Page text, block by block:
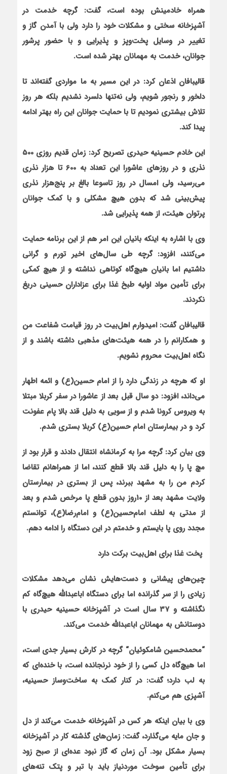
همراه خادمینش بوده است، گفت:گرچه خدمت در
آشپزخانه سختی و مشکلات خود را دارد ولی با آمدن گاز و
تغییر در وسایل پخت‌وپز و پذیرایی و با حضور پرشور
جوانان، خدمت به مهمانان بهتر شده است.
قالیبافان اذعان کرد: در این مسیر به ما مواردی گفته‌اند تا
دلخور و رنجور شویم، ولی نه‌تنها دلسرد نشدیم بلکه هر روز
تلاش بیشتری نمودیم تا با حمایت جوانان این راه بهتر ادامه
پیدا کند.
این خادم حسینیه حیدری تصریح کرد: زمان قدیم روزی 500
نذری و در روزهای عاشورا این تعداد به 600 تا هزار نذری
می‌رسید، ولی امسال در روز تاسوعا بالغ ‌بر پنج‌هزار نذری
پیش‌بینی شد که بدون هیچ مشکلی و با کمک جوانان
پرتوان هیئت، از همه پذیرایی شد.
وی با اشاره به این‏که بانیان این امر هم از این برنامه حمایت
می‌کنند، افزود: گرچه طی سال‌های اخیر تورم و گرانی
داشتیم اما بانیان هیچ‌گاه کوتاهی نداشته و از هیچ کمکی
برای تأمین مواد اولیه طبخ غذا برای عزاداران حسینی دریغ
نکردند.
قالیبافان گفت: امیدوارماهل‌بیت در روز قیامت شفاعت من
و همکارانم را در همه هیئت‌های مذهبی داشته باشند و از
نگاه اهل‌بیت محروم نشویم.
او که هرچه در زندگی دارد را از امام حسین(ع) و ائمه اطهار
می‌داند، افزود: دو سال قبل بعد از عاشورا در سفر کربلا مبتلا
به ویروس کرونا شدم و از سویی به دلیل قند بالا پام عفونت
کرد و در بیمارستان امام حسین(ع) کربلا بستری شدم.
وی بیان کرد: گرچه مرا به کرمانشاه انتقال دادند و قرار بود از
مچ پا را به دلیل قند بالا قطع کنند، اما از همراهانم تقاضا
کردم من را به مشهد ببرند، پس از بستری در بیمارستان
ولایت مشهد بعد از 10روز بدون قطع پا مرخص شدم و بعد
از مدتی به لطف امام‌حسین(ع) و امام‌رضا(ع)، توانستم
مجدد روی پا بایستم و خدمتم در این دستگاه را ادامه دهم.
پخت غذا برای اهل‌بیت برکت دارد
چین‌های پیشانی و دست‌هایش نشان می‌دهد مشکلات
زیادی را از سر گذرانده اما برای دستگاه اباعبدالله هیچ‌گاه کم
نگذاشته و 37 سال است در آشپزخانه حسینیه حیدری با
دوستانش به مهمانان اباعبدالله خدمت می‌کند.
“محمدحسین شامکوئیان“ گرچه در کارش بسیار جدی است،
اما هیچ‌گاه دل کسی را از خود نرنجانده است، با خنده‌ای که
به لب دارد؛ گفت: در کنار کمک به ساخت‌وساز حسینیه،
آشپزی هم می‌کنم.
وی با بیان این‏که هر کس در آشپزخانه خدمت می‌کند از دل
و جان مایه می‌گذارد، گفت: زمان‌های گذشته کار در آشپزخانه
بسیار مشکل بود. آن زمان که گاز نبود عده‌ای از صبح زود
برای تأمین سوخت موردنیاز باید با تبر و پتک تنه‌های